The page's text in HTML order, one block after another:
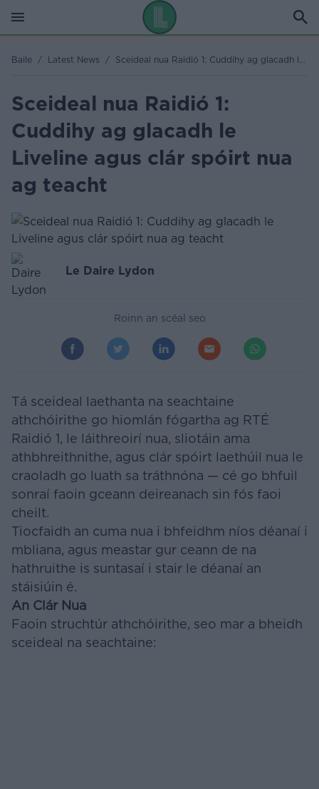
Baile / Latest News /
Sceideal nua Raidió 1:
Cuddihy ag glacadh le
Liveline agus clár spóirt nua
ag teacht
Le Daire Lydon
Roinn an scéal seo
Tá sceideal laethanta na seachtaine
athchóirithe go hiomlán fógartha ag RTÉ
Raidió 1, le láithreoirí nua, sliotáin ama
athbhreithnithe, agus clár spóirt laethúil nua le
craoladh go luath sa tráthnóna — cé go bhfuil
sonraí faoin gceann deireanach sin fós faoi
cheilt.
Tiocfaidh an cuma nua i bhfeidhm níos déanaí i
mbliana, agus meastar gur ceann de na
hathruithe is suntasaí i stair le déanaí an
stáisiúin é.
An Clár Nua
Faoin struchtúr athchóirithe, seo mar a bheidh
sceideal na seachtaine: